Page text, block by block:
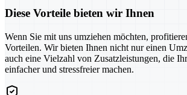
Diese Vorteile bieten wir Ihnen
Wenn Sie mit uns umziehen möchten,
Vorteilen. Wir bieten Ihnen nicht nur einen
auch eine Vielzahl von Zusatzleistungen, die
einfacher und stressfreier machen.